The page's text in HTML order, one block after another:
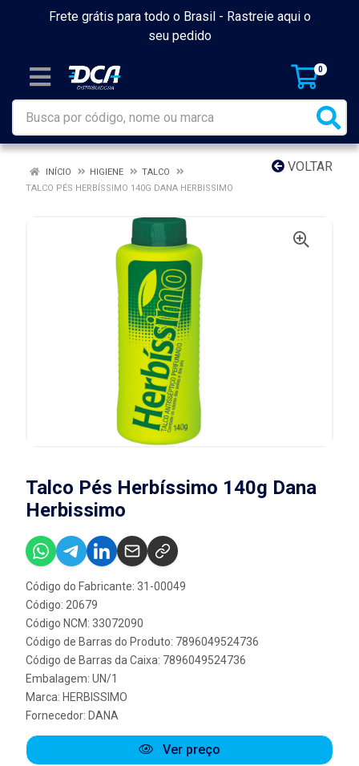
Frete grátis para todo o Brasil - Rastreie aqui o
seu pedido
0
VOLTAR
INÍCIO HIGIENE
TALCO
TALCO PÉS HERBÍSSIMO 140G DANA HERBISSIMO
Talco Pés Herbíssimo 140g Dana
Herbissimo
Código do Fabricante: 31-00049
Código: 20679
Código NCM: 33072090
Código de Barras do Produto: 7896049524736
Código de Barras da Caixa: 7896049524736
Embalagem: UN/1
Marca: HERBISSIMO
Fornecedor: DANA
Ver preço